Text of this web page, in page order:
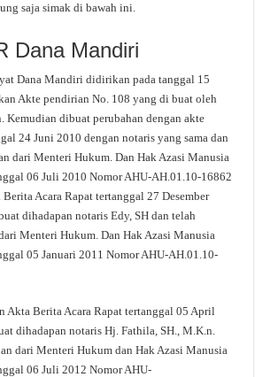
saja simak di bawah ini.
Dana Mandiri
Dana Mandiri didirikan pada tanggal 15
Akte pendirian No. 108 yang di buat oleh
Kemudian dibuat perubahan dengan akte
24 Juni 2010 dengan notaris yang sama dan
dari Menteri Hukum. Dan Hak Azasi Manusia
06 Juli 2010 Nomor AHU-AH.01.10-16862
Acara Rapat tertanggal 27 Desember
dihadapan notaris Edy, SH dan telah
Menteri Hukum. Dan Hak Azasi Manusia
05 Januari 2011 Nomor AHU-AH.01.10-
Akta Berita Acara Rapat tertanggal 05 April
dihadapan notaris Hj. Fathila, SH., M.K.n.
dari Menteri Hukum dan Hak Azasi Manusia
06 Juli 2012 Nomor AHU-